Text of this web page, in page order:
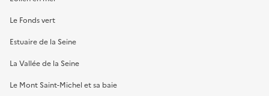
Le Fonds vert
Estuaire de la Seine
La Vallée de la Seine
Le Mont Saint-Michel et sa baie